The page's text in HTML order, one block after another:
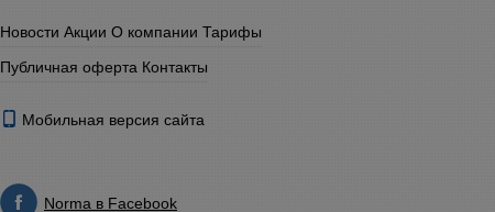
Новости Акции О компании Тарифы
Публичная оферта Контакты
Мобильная версия сайта
Norma в Facebook